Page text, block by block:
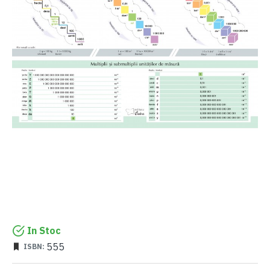
In Stoc
ISBN: 555